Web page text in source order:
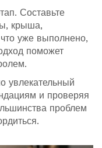
Составьте
крыша,
уже выполнено,
поможет
увлекательный
и проверяя
проблем